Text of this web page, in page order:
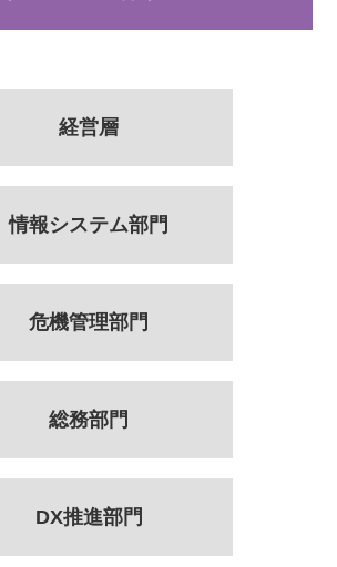
経営層
情報システム部門
危機管理部門
総務部門
DX推進部門